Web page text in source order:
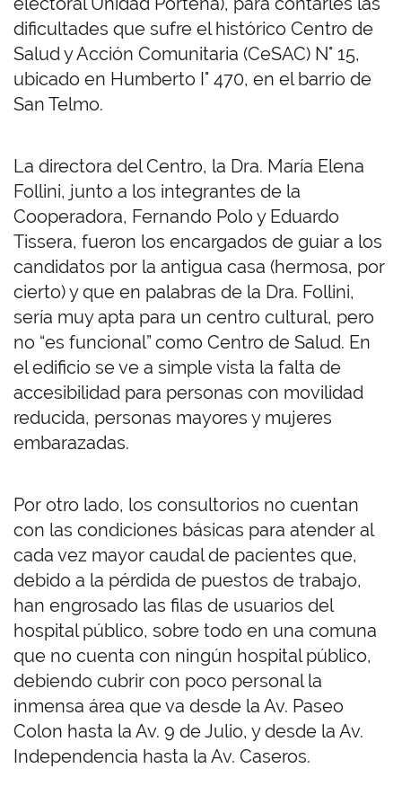
dificultades que sufre el histórico Centro de
Salud y Acción Comunitaria (CeSAC) N° 15,
ubicado en Humberto I° 470, en el barrio de
San Telmo.
La directora del Centro, la Dra. María Elena
Follini, junto a los integrantes de la
Cooperadora, Fernando Polo y Eduardo
Tissera, fueron los encargados de guiar a los
candidatos por la antigua casa (hermosa, por
cierto) y que en palabras de la Dra. Follini,
sería muy apta para un centro cultural, pero
no “es funcional” como Centro de Salud. En
el edificio se ve a simple vista la falta de
accesibilidad para personas con movilidad
reducida, personas mayores y mujeres
embarazadas.
Por otro lado, los consultorios no cuentan
con las condiciones básicas para atender al
cada vez mayor caudal de pacientes que,
debido a la pérdida de puestos de trabajo,
han engrosado las filas de usuarios del
hospital público, sobre todo en una comuna
que no cuenta con ningún hospital público,
debiendo cubrir con poco personal la
inmensa área que va desde la Av. Paseo
Colon hasta la Av. 9 de Julio, y desde la Av.
Independencia hasta la Av. Caseros.